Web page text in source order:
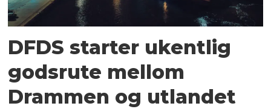
DFDS starter ukentlig
godsrute mellom
Drammen og utlandet